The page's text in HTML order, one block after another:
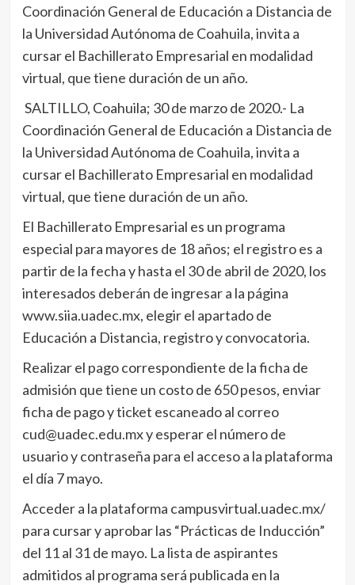
Coordinación General de Educación a Distancia de
la Universidad Autónoma de Coahuila, invita a
cursar el Bachillerato Empresarial en modalidad
virtual, que tiene duración de un año.
SALTILLO, Coahuila; 30 de marzo de 2020.- La
Coordinación General de Educación a Distancia de
la Universidad Autónoma de Coahuila, invita a
cursar el Bachillerato Empresarial en modalidad
virtual, que tiene duración de un año.
El Bachillerato Empresarial es un programa
especial para mayores de 18 años; el registro es a
partir de la fecha y hasta el 30 de abril de 2020, los
interesados deberán de ingresar a la página
www.siia.uadec.mx, elegir el apartado de
Educación a Distancia, registro y convocatoria.
Realizar el pago correspondiente de la ficha de
admisión que tiene un costo de 650 pesos, enviar
ficha de pago y ticket escaneado al correo
cud@uadec.edu.mx y esperar el número de
usuario y contraseña para el acceso a la plataforma
el día 7 mayo.
Acceder a la plataforma campusvirtual.uadec.mx/
para cursar y aprobar las “Prácticas de Inducción”
del 11 al 31 de mayo. La lista de aspirantes
admitidos al programa será publicada en la